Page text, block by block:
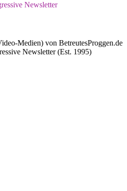
Medien) von BetreutesProggen.de
Newsletter (Est. 1995)